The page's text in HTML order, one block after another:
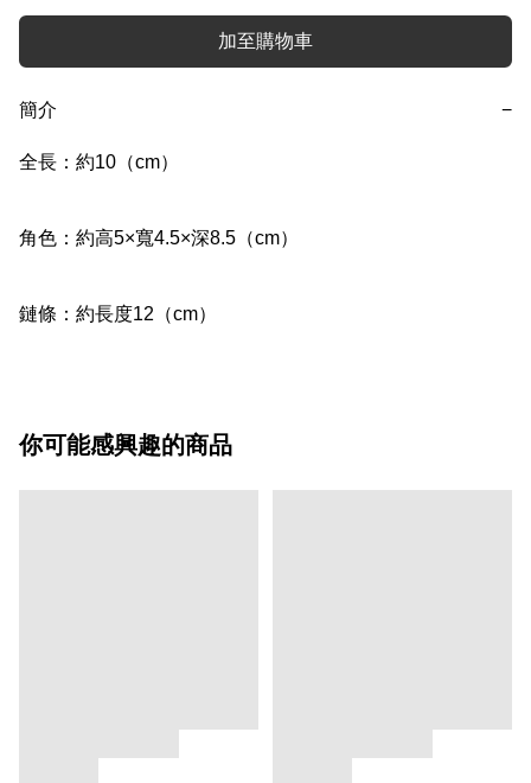
加至購物車
簡介 −
全長：約10（cm）
角色：約高5×寬4.5×深8.5（cm）
鏈條：約長度12（cm）
你可能感興趣的商品